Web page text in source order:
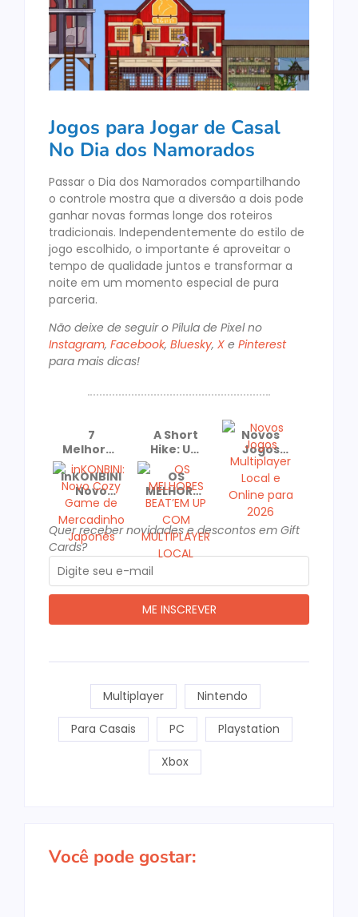
Jogos para Jogar de Casal
No Dia dos Namorados
Passar o Dia dos Namorados compartilhando
o controle mostra que a diversão a dois pode
ganhar novas formas longe dos roteiros
tradicionais. Independentemente do estilo de
jogo escolhido, o importante é aproveitar o
tempo de qualidade juntos e transformar a
noite em um momento especial de pura
parceria.
Não deixe de seguir o Pílula de Pixel no
Instagram, Facebook, Bluesky, X e Pinterest
para mais dicas!
7
Melhores
Jogos
para
Jogar de
Casal No
dia dos
Namorados
A Short
Hike: Um
Cozy
Game
Recomendado
e
Premiado!
Novos
Jogos
Multiplayer
Local e
Online
para
inKONBINI:
Novo
Cozy
Game de
Mercadinho
Japonês
OS
MELHORES
BEAT’EM
UP COM
MULTIPLAYER
LOCAL
Quer receber novidades e descontos em Gift
Cards?
Multiplayer Nintendo
Para Casais PC Playstation
Xbox
Você pode gostar: